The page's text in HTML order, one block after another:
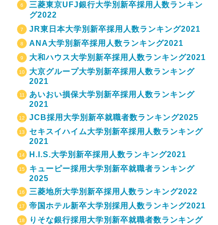
三菱東京UFJ銀行大学別新卒採用人数ランキン
グ2022
JR東日本大学別新卒採用人数ランキング2021
ANA大学別新卒採用人数ランキング2021
大和ハウス大学別新卒採用人数ランキング2021
大京グループ大学別新卒採用人数ランキング
2021
あいおい損保大学別新卒採用人数ランキング
2021
JCB採用大学別新卒就職者数ランキング2025
セキスイハイム大学別新卒採用人数ランキング
2021
H.I.S.大学別新卒採用人数ランキング2021
キューピー採用大学別新卒就職者ランキング
2025
三菱地所大学別新卒採用人数ランキング2022
帝国ホテル新卒大学別採用人数ランキング2021
りそな銀行採用大学別新卒就職者数ランキング